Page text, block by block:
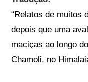
“Relatos de muitos
depois que uma
maciças ao longo
Chamoli, no